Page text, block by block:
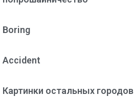
Boring
Accident
Картинки остальных городов